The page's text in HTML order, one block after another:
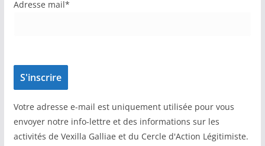
Adresse mail*
Votre adresse e-mail est uniquement utilisée pour vous
envoyer notre info-lettre et des informations sur les
activités de Vexilla Galliae et du Cercle d'Action Légitimiste.